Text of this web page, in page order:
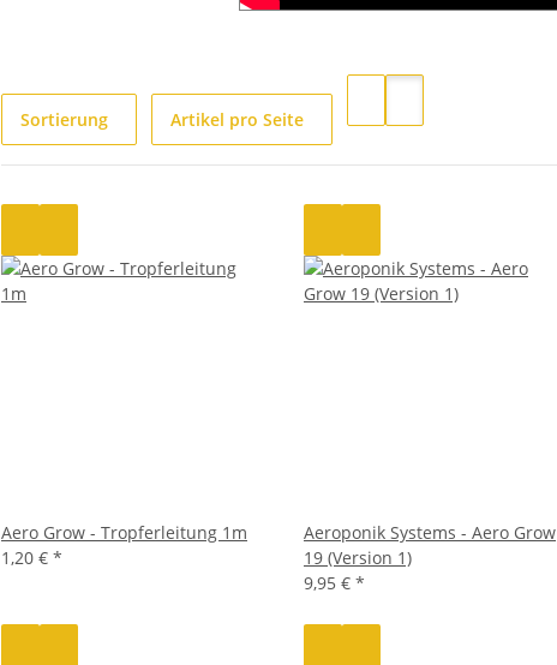
Sortierung Artikel pro Seite
Aero Grow - Tropferleitung 1m
1,20 € *
Aeroponik Systems - Aero Grow
19 (Version 1)
9,95 € *